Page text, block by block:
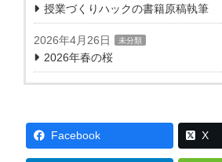
授業づくりハックの書籍原稿執筆
2026年4月26日 未分類
2026年春の桜
Facebook X